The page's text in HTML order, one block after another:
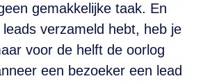
gemakkelijke taak. En
verzameld hebt, heb je
voor de helft de oorlog
een bezoeker een lead